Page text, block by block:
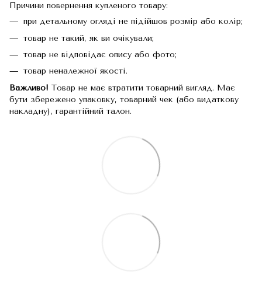
Причини повернення купленого товару:
при детальному огляді не підійшов розмір або колір;
товар не такий, як ви очікували;
товар не відповідає опису або фото;
товар неналежної якості.
Важливо! Товар не має втратити товарний вигляд. Має
бути збережено упаковку, товарний чек (або видаткову
накладну), гарантійний талон.